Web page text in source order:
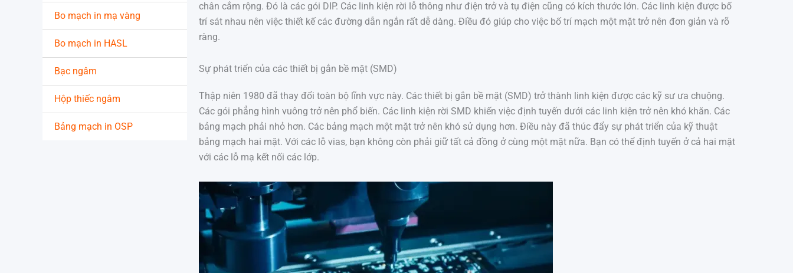
Bo mạch in mạ vàng
Bo mạch in HASL
Bạc ngâm
Hộp thiếc ngâm
Bảng mạch in OSP
chân cắm rộng. Đó là các gói DIP. Các linh kiện rời lỗ thông như điện trở và tụ điện cũng có kích thước lớn. Các linh kiện được bố
trí sát nhau nên việc thiết kế các đường dẫn ngắn rất dễ dàng. Điều đó giúp cho việc bố trí mạch một mặt trở nên đơn giản và rõ
ràng.
Sự phát triển của các thiết bị gắn bề mặt (SMD)
Thập niên 1980 đã thay đổi toàn bộ lĩnh vực này. Các thiết bị gắn bề mặt (SMD) trở thành linh kiện được các kỹ sư ưa chuộng.
Các gói phẳng hình vuông trở nên phổ biến. Các linh kiện rời SMD khiến việc định tuyến dưới các linh kiện trở nên khó khăn. Các
bảng mạch phải nhỏ hơn. Các bảng mạch một mặt trở nên khó sử dụng hơn. Điều này đã thúc đẩy sự phát triển của kỹ thuật
bảng mạch hai mặt. Với các lỗ vias, bạn không còn phải giữ tất cả đồng ở cùng một mặt nữa. Bạn có thể định tuyến ở cả hai mặt
với các lỗ mạ kết nối các lớp.